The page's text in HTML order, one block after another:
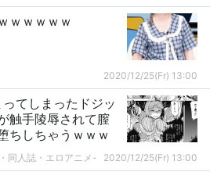
ｗｗｗｗｗ
2020/12/25(Fr) 13:00
ってしまったドジッ
触手陵辱されて膣
ちしちゃうｗｗｗ
同人誌・エロアニメ- 2020/12/25(Fr) 13:00